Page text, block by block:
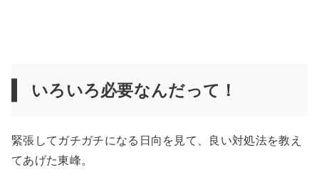
いろいろ必要なんだって！
緊張してガチガチになる日向を見て、良い対処法を教え
てあげた東峰。